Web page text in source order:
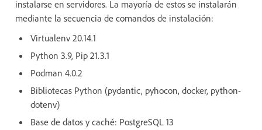
instalarse en servidores. La mayoría de estos se instalarán
mediante la secuencia de comandos de instalación:
Virtualenv 20.14.1
Python 3.9, Pip 21.3.1
Podman 4.0.2
Bibliotecas Python (pydantic, pyhocon, docker, python-
dotenv)
Base de datos y caché: PostgreSQL 13